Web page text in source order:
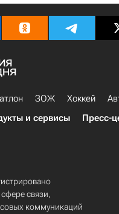
ЗОЖ Хоккей
и сервисы Пресс-
связи,
коммуникаций